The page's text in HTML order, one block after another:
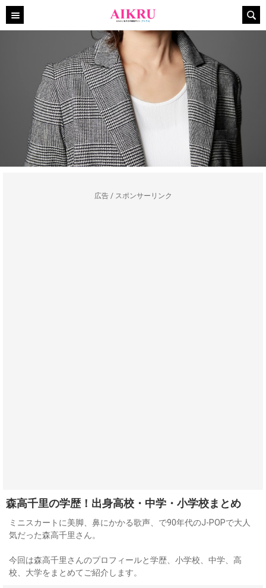
広告 / スポンサーリンク
森高千里の学歴！出身高校・中学・小学校まとめ
ミニスカートに美脚、鼻にかかる歌声、で90年代のJ-POPで大人
気だった森高千里さん。
今回は森高千里さんのプロフィールと学歴、小学校、中学、高
校、大学をまとめてご紹介します。